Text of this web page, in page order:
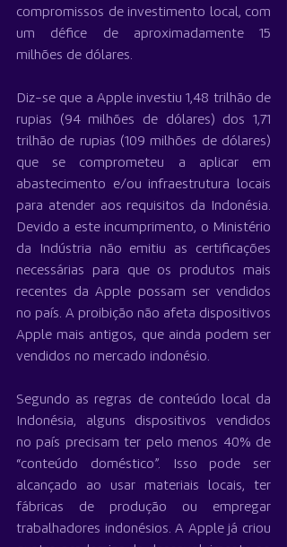
compromissos de investimento local, com
um défice de aproximadamente 15
milhões de dólares.
Diz-se que a Apple investiu 1,48 trilhão de
rupias (94 milhões de dólares) dos 1,71
trilhão de rupias (109 milhões de dólares)
que se comprometeu a aplicar em
abastecimento e/ou infraestrutura locais
para atender aos requisitos da Indonésia.
Devido a este incumprimento, o Ministério
da Indústria não emitiu as certificações
necessárias para que os produtos mais
recentes da Apple possam ser vendidos
no país. A proibição não afeta dispositivos
Apple mais antigos, que ainda podem ser
vendidos no mercado indonésio.
Segundo as regras de conteúdo local da
Indonésia, alguns dispositivos vendidos
no país precisam ter pelo menos 40% de
“conteúdo doméstico”. Isso pode ser
alcançado ao usar materiais locais, ter
fábricas de produção ou empregar
trabalhadores indonésios. A Apple já criou